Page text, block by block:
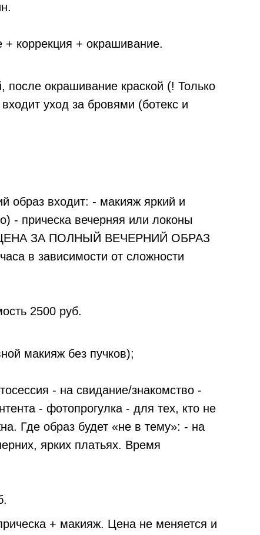
коррекция + окрашивание.
окрашивание краской (! Только
уход за бровями (ботекс и
образ входит: - макияж яркий и
- прическа вечерняя или локоны
ЦЕНА ЗА ПОЛНЫЙ ВЕЧЕРНИЙ ОБРАЗ
в зависимости от сложности
2500 руб.
макияж без пучков);
- на свидание/знакомство -
- фотопрогулка - для тех, кто не
Где образ будет «не в тему»: - на
ярких платьях. Время
+ макияж. Цена не меняется и